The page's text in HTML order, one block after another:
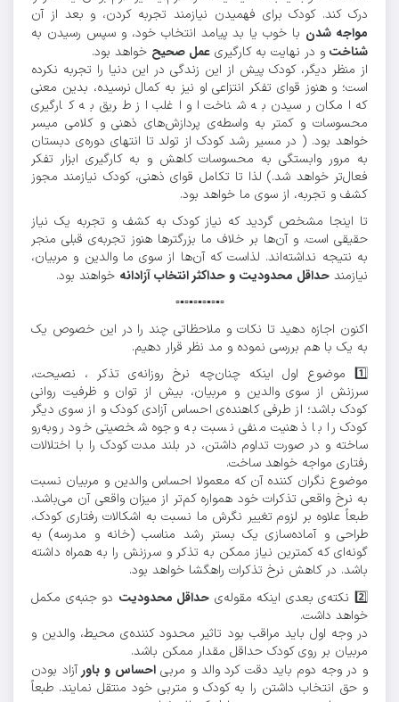
درک کند. کودک برای فهمیدن نیازمند تجربه کردن، و بعد از آن
مواجه شدن با خوب یا بد پیامد انتخاب خود، و سپس رسیدن به
شناخت و در نهایت به کارگیری عمل صحیح خواهد بود.
از منظر دیگر، کودک پیش از این زندگی در این دنیا را تجربه نکرده
است؛ و هنوز قوای تفکر انتزاعی او نیز به کمال نرسیده، بدین معنی
که امکان رسیدن به شناخت او اغلب از طریق به کارگیری
محسوسات و کمتر به واسطه‌ی پردازش‌های ذهنی و کلامی میسر
خواهد بود. ( در مسیر رشد کودک از تولد تا انتهای دوره‌ی دبستان
به مرور وابستگی به محسوسات کاهش و به کارگیری ابزار تفکر
فعال‌تر خواهد شد.) لذا تا تکامل قوای ذهنی، کودک نیازمند مجوز
کشف و تجربه، از سوی ما خواهد بود.
تا اینجا مشخص گردید که نیاز کودک به کشف و تجربه یک نیاز
حقیقی است. و آن‌ها بر خلاف ما بزرگترها هنوز تجربه‌ی قبلی منجر
به نتیجه‌ نداشته‌اند. لذاست که آن‌ها از سوی ما والدین و مربیان،
نیازمند حداقل محدودیت و حداکثر انتخاب آزادانه خواهند بود.
▫️▪️▫️▪️▫️▪️▫️▪️▫️▪️▫️
اکنون اجازه دهید تا نکات و ملاحظاتی چند را در این خصوص یک
به یک با هم بررسی نموده و مد نظر قرار دهیم.
1️⃣ ️موضوع اول اینکه چنان‌چه نرخ روزانه‌ی تذکر ، نصیحت،
سرزنش از سوی والدین و مربیان، بیش از توان و ظرفیت روانی
کودک باشد؛ از طرفی کاهنده‌ی احساس آزادی کودک و از سوی دیگر
کودک را با ذهنیت منفی نسبت به وجوه شخصیتی خود روبه‌رو
ساخته و در صورت تداوم داشتن، در بلند مدت کودک را با اختلالات
رفتاری مواجه خواهد ساخت.
موضوع نگران کننده آن که معمولا احساس والدین و مربیان نسبت
به نرخ واقعی تذکرات خود همواره کم‌تر از میزان واقعی آن می‌باشد.
طبعاً علاوه بر لزوم تغییر نگرش ما نسبت به اشکالات رفتاری کودک،
طراحی و آماده‌سازی یک بستر رشد مناسب (خانه و مدرسه) به
گونه‌ای که کمترین نیاز ممکن به تذکر و سرزنش را به همراه داشته
باشد. در کاهش نرخ تذکرات راهگشا خواهد بود.
2️⃣ ️نکته‌ی بعدی اینکه مقوله‌ی
حداقل محدودیت دو جنبه‌ی مکمل
خواهد داشت.
در وجه اول باید مراقب بود تاثیر محدود کننده‌ی محیط، والدین و
مربیان بر روی کودک حداقل مقدار ممکن باشد.
و در وجه دوم باید دقت کرد والد و مربیاحساس و باور آزاد بودن
و حق انتخاب داشتن را به کودک و متربی خود منتقل نمایند. طبعاً